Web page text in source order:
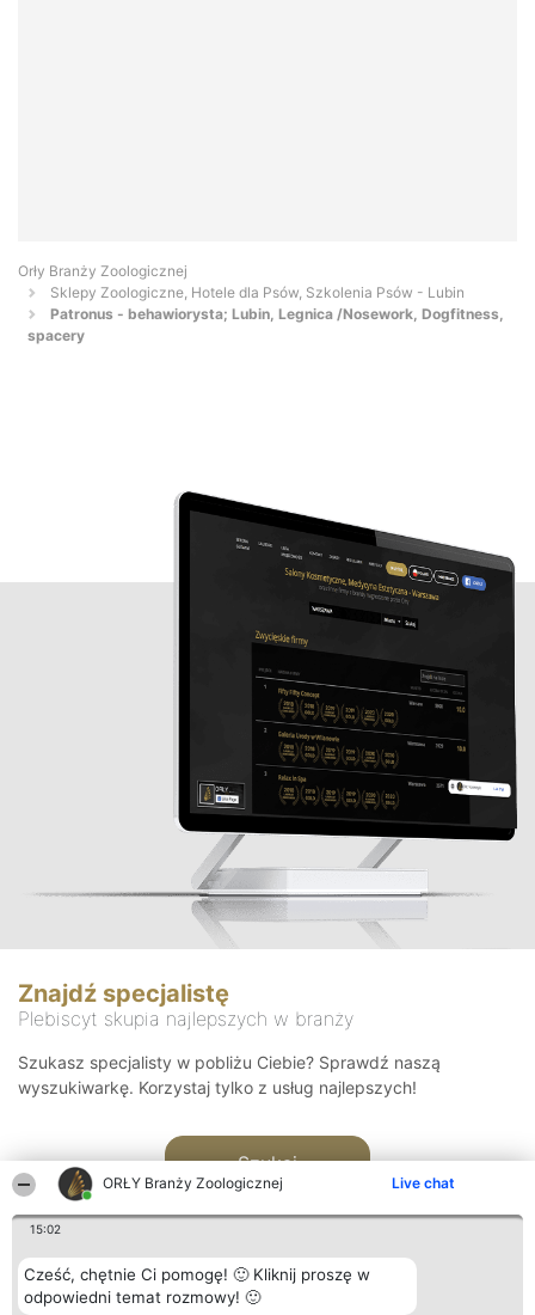
ORŁY Branży Zoologicznej Live chat
15:02
Cześć, chętnie Ci pomogę! 🙂 Kliknij proszę w
odpowiedni temat rozmowy! 🙂
Orły Branży Zoologicznej
Sklepy Zoologiczne, Hotele dla Psów, Szkolenia Psów - Lubin
Patronus - behawiorysta; Lubin, Legnica /Nosework, Dogfitness,
spacery
Znajdź specjalistę
Plebiscyt skupia najlepszych w branży
Szukasz specjalisty w pobliżu Ciebie? Sprawdź naszą
wyszukiwarkę. Korzystaj tylko z usług najlepszych!
Szukaj